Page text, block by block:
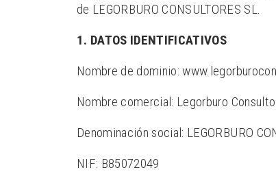
de LEGORBURO CONSULTORES SL.
1. DATOS IDENTIFICATIVOS
Nombre de dominio:
Nombre comercial: Legorburo
Denominación social: LEGORBURO
NIF: B85072049